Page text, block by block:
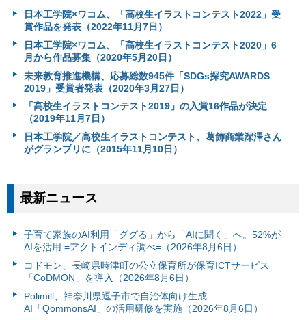
日本工学院×ワコム、「高校生イラストコンテスト2022」受
賞作品を発表（2022年11月7日）
日本工学院×ワコム、「高校生イラストコンテスト2020」6
月から作品募集（2020年5月20日）
未来教育推進機構、応募総数945件「SDGs探究AWARDS
2019」受賞者発表（2020年3月27日）
「高校生イラストコンテスト2019」の入賞16作品が決定
（2019年11月7日）
日本工学院／高校生イラストコンテスト、葛飾商業深澤さん
がグランプリに（2015年11月10日）
最新ニュース
子育て家族のAI利用「ググる」から「AIに聞く」へ。52%が
AIを活用 =アクトインディ調べ=（2026年8月6日）
コドモン、長崎県時津町の公立保育所が保育ICTサービス
「CoDMON」を導入（2026年8月6日）
Polimill、神奈川県逗子市で自治体向け生成
AI「QommonsAI」の活用研修を実施（2026年8月6日）